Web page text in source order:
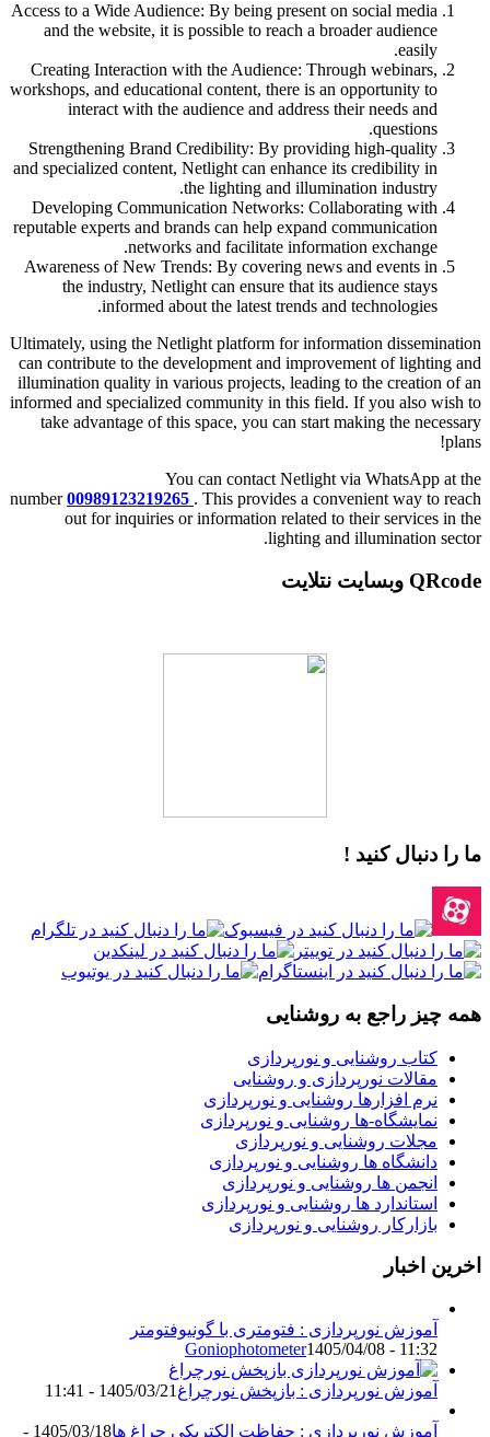
Access to a Wide Audience: By being present on social media
and the website, it is possible to reach a broader audience
easily.
Creating Interaction with the Audience: Through webinars,
workshops, and educational content, there is an opportunity to
interact with the audience and address their needs and
questions.
Strengthening Brand Credibility: By providing high-quality
and specialized content, Netlight can enhance its credibility in
the lighting and illumination industry.
Developing Communication Networks: Collaborating with
reputable experts and brands can help expand communication
networks and facilitate information exchange.
Awareness of New Trends: By covering news and events in
the industry, Netlight can ensure that its audience stays
informed about the latest trends and technologies.
Ultimately, using the Netlight platform for information dissemination
can contribute to the development and improvement of lighting and
illumination quality in various projects, leading to the creation of an
informed and specialized community in this field. If you also wish to
take advantage of this space, you can start making the necessary
plans!
You can contact Netlight via WhatsApp at the
number00989123219265 . This provides a convenient way to reach
out for inquiries or information related to their services in the
lighting and illumination sector.
QRcode وبسایت نتلایت
ما را دنبال کنید !
همه چیز راجع به روشنایی
کتاب روشنایی و نورپردازی
مقالات نورپردازی و روشنایی
نرم افزارها روشنایی و نورپردازی
نمایشگاه-ها روشنایی و نورپردازی
مجلات روشنایی و نورپردازی
دانشگاه ها روشنایی و نورپردازی
انجمن ها روشنایی و نورپردازی
استاندارد ها روشنایی و نورپردازی
بازارکار روشنایی و نورپردازی
اخرین اخبار
آموزش نورپردازی : فتومتری با گونیوفتومتر
Goniophotometer1405/04/08 - 11:32
آموزش نورپردازی : بازپخش نورچراغ 1405/03/21 - 11:41
آموزش نورپردازی : حفاظت الکتریکی چراغ ها 1405/03/18 -